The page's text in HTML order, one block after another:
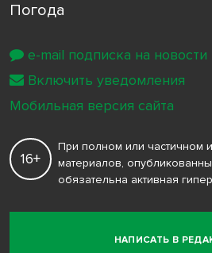
Погода
НАПИСАТЬ В
16+
При полном или частичном
материалов,
обязательна активная
e-mail подписка на новости
Включить уведомления
Мобильная версия сайта